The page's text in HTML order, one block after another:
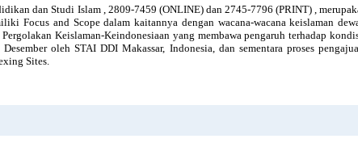
dan Studi Islam , 2809-7459 (ONLINE) dan 2745-7796 (PRINT) ,
Focus and Scope dalam kaitannya dengan wacana-wacana keislaman
Keislaman-Keindonesiaan yang membawa pengaruh terhadap
oleh STAI DDI Makassar, Indonesia, dan sementara proses
Sites.